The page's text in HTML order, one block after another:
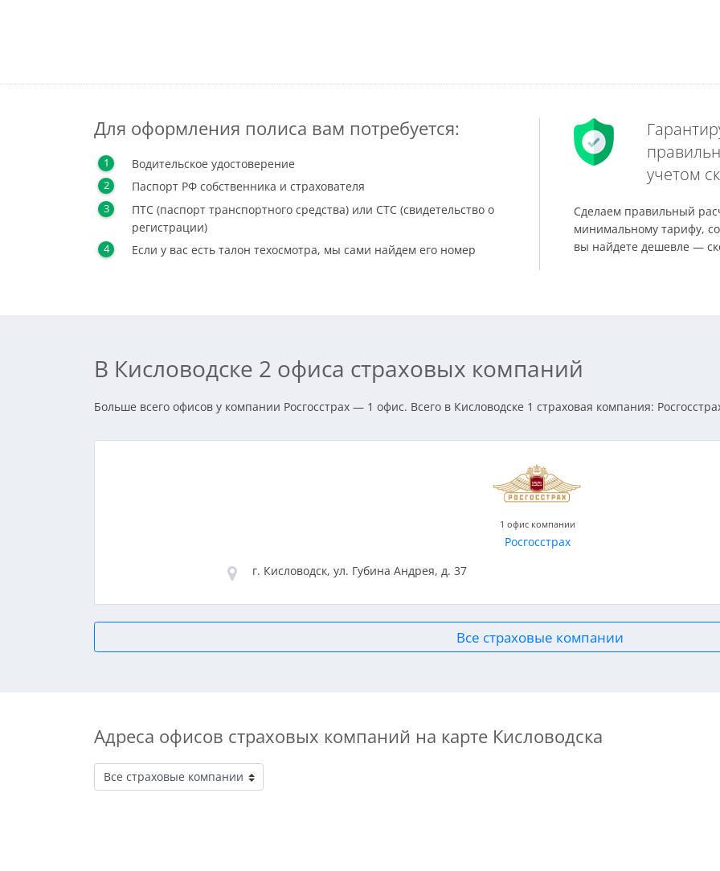
Для оформления полиса вам потребуется:
Водительское удостоверение
Паспорт РФ собственника и страхователя
ПТС (паспорт транспортного средства) или СТС (свидетельство о
регистрации)
Если у вас есть талон техосмотра, мы сами найдем его номер
учетом
Сделаем правильный
минимальному тарифу,
вы найдете дешевле —
В Кисловодске 2 офиса страховых компаний
Больше всего офисов у компании Росгосстрах — 1 офис. Всего в Кисловодске 1 страховая компания:
1 офис компании
Росгосстрах
г. Кисловодск, ул. Губина Андрея, д. 37
Все страховые компании
Адреса офисов страховых компаний на карте Кисловодска